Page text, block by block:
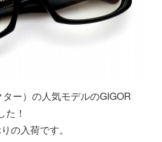
ー）の人気モデルのGIGOR
！
の入荷です。